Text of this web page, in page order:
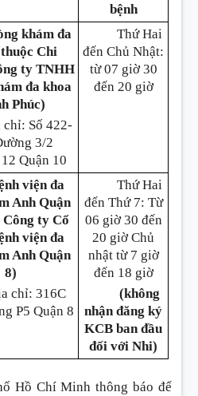
bệnh
khám đa
Chi
ty TNHH
đa khoa
Phúc)
Số 422-
3/2
Quận 10
Thứ Hai
đến Chủ Nhật:
từ 07 giờ 30
đến 20 giờ
viện đa
Anh Quận
ty Cổ
viện đa
Anh Quận
8)
chỉ: 316C
P5 Quận 8
Thứ Hai
đến Thứ 7: Từ
06 giờ 30 đến
20 giờ Chủ
nhật từ 7 giờ
đến 18 giờ
(không
nhận đăng ký
KCB ban đầu
đối với Nhi)
Hồ Chí Minh thông báo để